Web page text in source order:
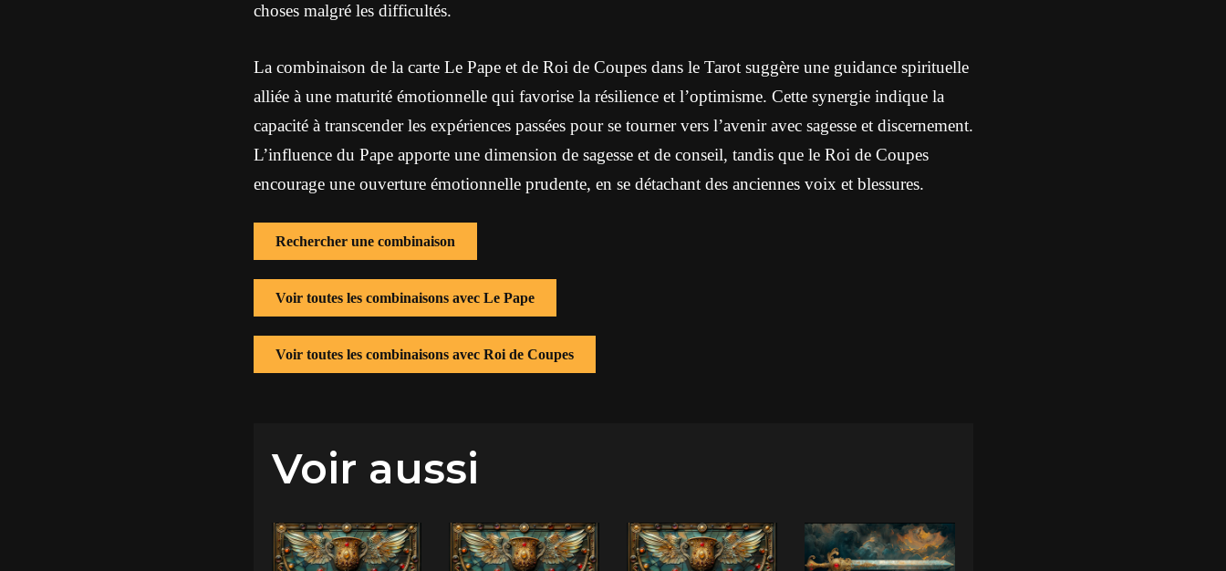
choses malgré les difficultés.
La combinaison de la carte Le Pape et de Roi de Coupes dans le Tarot suggère une guidance spirituelle
alliée à une maturité émotionnelle qui favorise la résilience et l’optimisme. Cette synergie indique la
capacité à transcender les expériences passées pour se tourner vers l’avenir avec sagesse et discernement.
L’influence du Pape apporte une dimension de sagesse et de conseil, tandis que le Roi de Coupes
encourage une ouverture émotionnelle prudente, en se détachant des anciennes voix et blessures.
Rechercher une combinaison
Voir toutes les combinaisons avec Le Pape
Voir toutes les combinaisons avec Roi de Coupes
Voir aussi